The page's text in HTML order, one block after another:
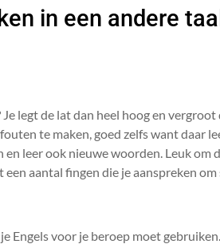
in een andere
Je legt de lat dan heel hoog en
te maken, goed zelfs want daar
en leer ook nieuwe woorden. Leuk om
een aantal fingen die je aanspreken
Engels voor je beroep moet